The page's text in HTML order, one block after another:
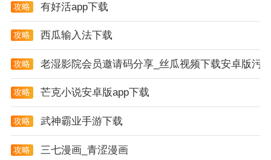
攻略 有好活app下载
攻略 西瓜输入法下载
攻略 老湿影院会员邀请码分享_丝瓜视频下载安卓版污
攻略 芒克小说安卓版app下载
攻略 武神霸业手游下载
攻略 三七漫画_青涩漫画